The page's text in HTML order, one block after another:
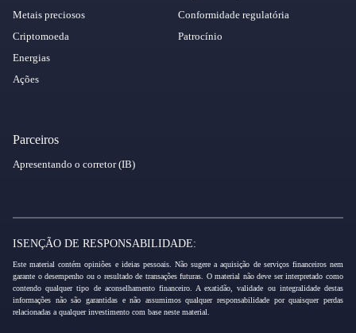
Metais preciosos
Criptomoeda
Energias
Ações
Conformidade regulatória
Patrocínio
Parceiros
Apresentando o corretor (IB)
ISENÇÃO DE RESPONSABILIDADE:
Este material contém opiniões e ideias pessoais. Não sugere a aquisição de serviços financeiros nem
garante o desempenho ou o resultado de transações futuras. O material não deve ser interpretado como
contendo qualquer tipo de aconselhamento financeiro. A exatidão, validade ou integralidade destas
informações não são garantidas e não assumimos qualquer responsabilidade por quaisquer perdas
relacionadas a qualquer investimento com base neste material.